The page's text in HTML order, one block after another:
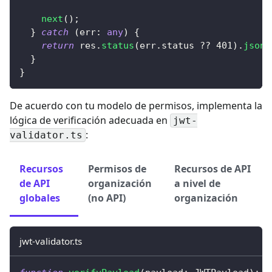
next ( ) ;
}
catch (err: any)
{
return res . status (err. status ?? 401 ) . json
}
}
De acuerdo con tu modelo de permisos, implementa la
lógica de verificación adecuada en
jwt-
validator.ts :
Recursos
de API
globales
Permisos de
organización
(no API)
Recursos de API
a nivel de
organización
jwt-validator.ts